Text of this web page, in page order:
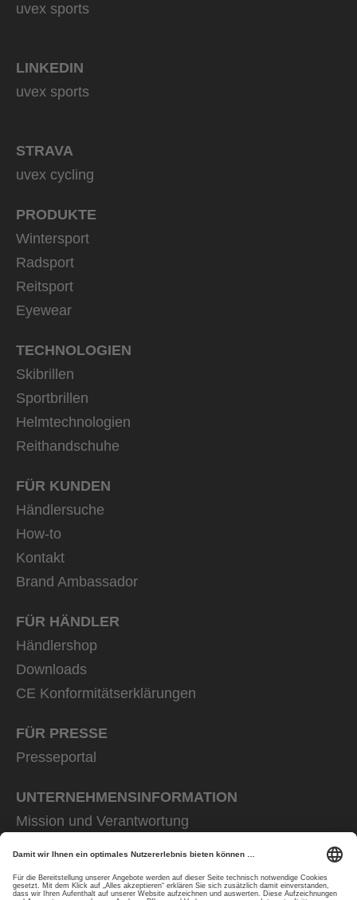
uvex sports
LINKEDIN
uvex sports
STRAVA
uvex cycling
PRODUKTE
Wintersport
Radsport
Reitsport
Eyewear
TECHNOLOGIEN
Skibrillen
Sportbrillen
Helmtechnologien
Reithandschuhe
FÜR KUNDEN
Händlersuche
How-to
Kontakt
Brand Ambassador
FÜR HÄNDLER
Händlershop
Downloads
CE Konformitätserklärungen
FÜR PRESSE
Presseportal
UNTERNEHMENS­INFORMATION
Mission und Verantwortung
Rainer Winter Stiftung